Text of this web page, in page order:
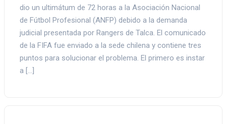
dio un ultimátum de 72 horas a la Asociación Nacional
de Fútbol Profesional (ANFP) debido a la demanda
judicial presentada por Rangers de Talca. El comunicado
de la FIFA fue enviado a la sede chilena y contiene tres
puntos para solucionar el problema. El primero es instar
a […]